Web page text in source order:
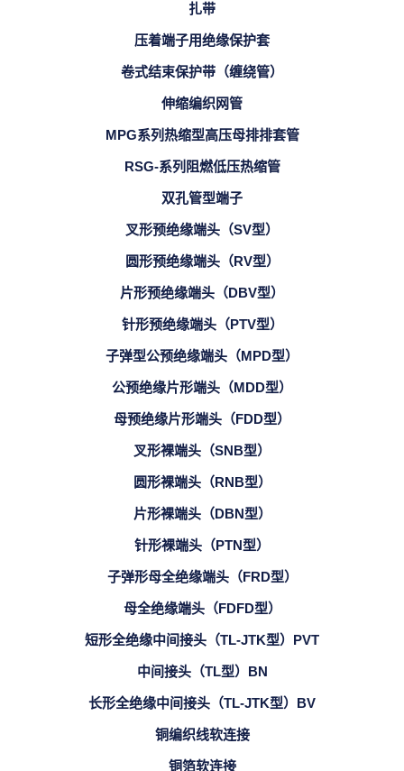
扎带
压着端子用绝缘保护套
卷式结束保护带（缠绕管）
伸缩编织网管
MPG系列热缩型高压母排排套管
RSG-系列阻燃低压热缩管
双孔管型端子
叉形预绝缘端头（SV型）
圆形预绝缘端头（RV型）
片形预绝缘端头（DBV型）
针形预绝缘端头（PTV型）
子弹型公预绝缘端头（MPD型）
公预绝缘片形端头（MDD型）
母预绝缘片形端头（FDD型）
叉形裸端头（SNB型）
圆形裸端头（RNB型）
片形裸端头（DBN型）
针形裸端头（PTN型）
子弹形母全绝缘端头（FRD型）
母全绝缘端头（FDFD型）
短形全绝缘中间接头（TL-JTK型）PVT
中间接头（TL型）BN
长形全绝缘中间接头（TL-JTK型）BV
铜编织线软连接
铜箔软连接